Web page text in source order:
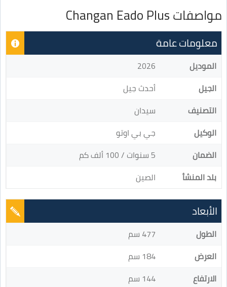
مواصفات Changan Eado Plus
معلومات عامة
الموديل
2026
الجيل
أحدث جيل
التصنيف
سيدان
الوكيل
جي بي اوتو
الضمان
5 سنوات / 100 ألف كم
بلد المنشأ
الصين
الأبعاد
الطول
477 سم
العرض
184 سم
الارتفاع
144 سم